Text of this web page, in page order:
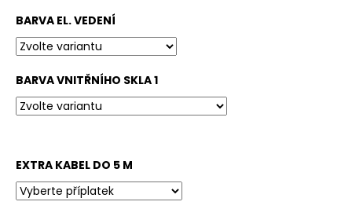
BARVA EL. VEDENÍ
BARVA VNITŘNÍHO SKLA 1
EXTRA KABEL DO 5 M